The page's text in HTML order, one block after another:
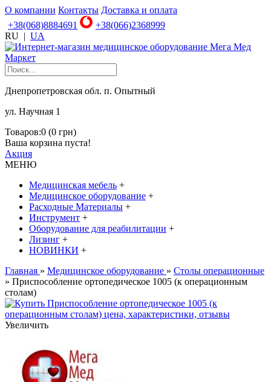
О компании Контакты Доставка и оплата
+38(068)8884691
+38(066)2368999
RU | UA
Днепропетровская обл. п. Опытный
ул. Научная 1
Товаров:0 (0 грн)
Ваша корзина пуста!
Акция
МЕНЮ
Медицинская мебель +
Медицинское оборудование +
Расходные Материалы +
Инструмент +
Оборудование для реабилитации +
Лизинг +
НОВИНКИ +
Главная » Медицинское оборудование » Столы операционные
» Приспособление ортопедическое 1005 (к операционным
столам)
Увеличить